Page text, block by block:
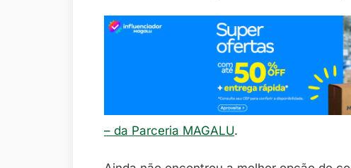
– da Parceria MAGALU.